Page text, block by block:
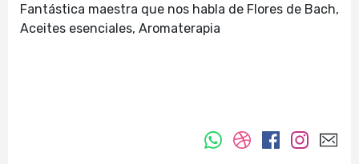
Fantástica maestra que nos habla de Flores de Bach,
Aceites esenciales, Aromaterapia